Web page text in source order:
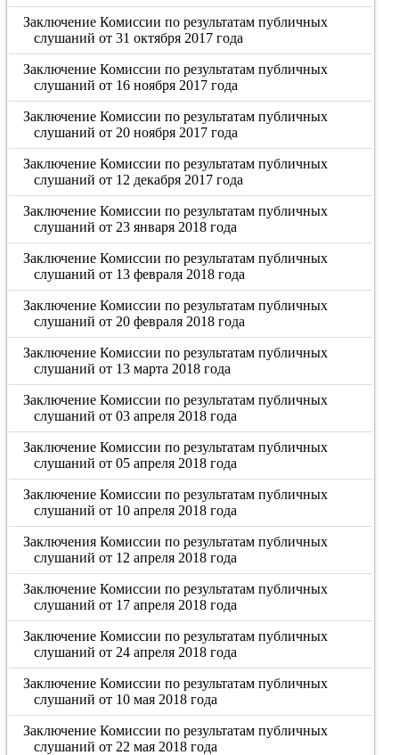
Заключение Комиссии по результатам публичных
слушаний от 31 октября 2017 года
Заключение Комиссии по результатам публичных
слушаний от 16 ноября 2017 года
Заключение Комиссии по результатам публичных
слушаний от 20 ноября 2017 года
Заключение Комиссии по результатам публичных
слушаний от 12 декабря 2017 года
Заключение Комиссии по результатам публичных
слушаний от 23 января 2018 года
Заключение Комиссии по результатам публичных
слушаний от 13 февраля 2018 года
Заключение Комиссии по результатам публичных
слушаний от 20 февраля 2018 года
Заключение Комиссии по результатам публичных
слушаний от 13 марта 2018 года
Заключение Комиссии по результатам публичных
слушаний от 03 апреля 2018 года
Заключение Комиссии по результатам публичных
слушаний от 05 апреля 2018 года
Заключение Комиссии по результатам публичных
слушаний от 10 апреля 2018 года
Заключения Комиссии по результатам публичных
слушаний от 12 апреля 2018 года
Заключение Комиссии по результатам публичных
слушаний от 17 апреля 2018 года
Заключение Комиссии по результатам публичных
слушаний от 24 апреля 2018 года
Заключение Комиссии по результатам публичных
слушаний от 10 мая 2018 года
Заключение Комиссии по результатам публичных
слушаний от 22 мая 2018 года